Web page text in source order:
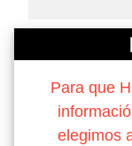
Para que
elegimos